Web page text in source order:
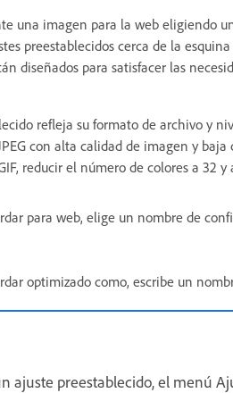
una imagen para la web eligiendo
preestablecidos cerca de la
diseñados para satisfacer las
refleja su formato de archivo y
con alta calidad de imagen y baja
reducir el número de colores a 32 y
para web, elige un nombre de
optimizado como, escribe un
ajuste preestablecido, el menú